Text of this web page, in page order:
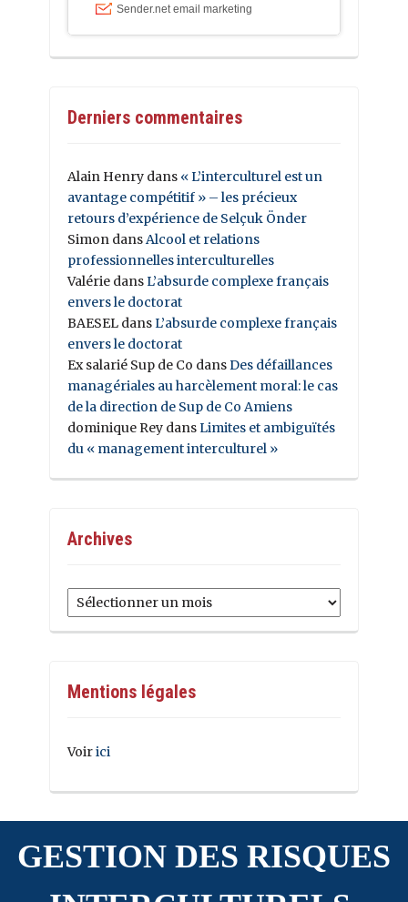
Derniers commentaires
Alain Henry dans « L’interculturel est un
avantage compétitif » – les précieux
retours d’expérience de Selçuk Önder
Simon dans Alcool et relations
professionnelles interculturelles
Valérie dansL’absurde complexe français
envers le doctorat
BAESEL dansL’absurde complexe français
envers le doctorat
Ex salarié Sup de Co dans Des défaillances
managériales au harcèlement moral: le cas
de la direction de Sup de Co Amiens
dominique Rey dansLimites et ambiguïtés
du « management interculturel »
Archives
Archives
Mentions légales
Voirici
GESTION DES RISQUES